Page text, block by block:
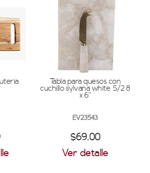
Tabla para quesos con
cuchillo sylvana white S/2 8
x 6''
EV23543
$69.00
Ver detalle